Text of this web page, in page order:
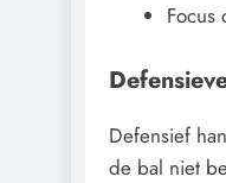
Focus
Defensief
de bal niet